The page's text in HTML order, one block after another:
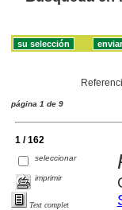
página 1 de 9
1 / 162
seleccionar
imprimir
Text complet